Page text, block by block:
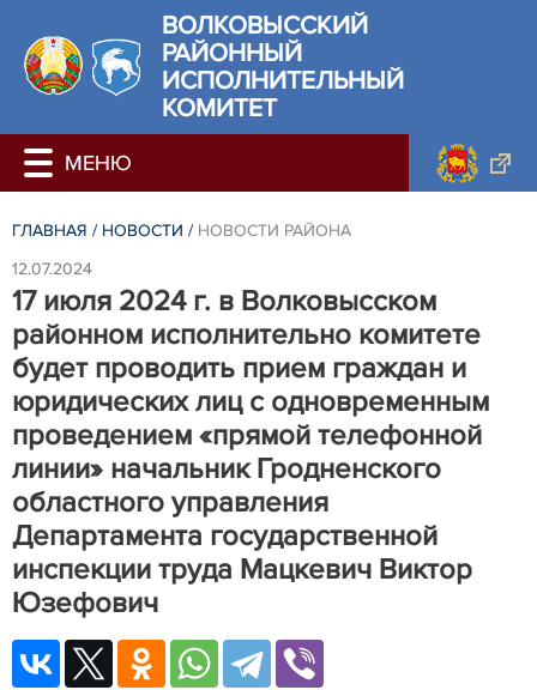
ВОЛКОВЫССКИЙ
РАЙОННЫЙ
ИСПОЛНИТЕЛЬНЫЙ
КОМИТЕТ
ГЛАВНАЯ / НОВОСТИ / НОВОСТИ РАЙОНА
12.07.2024
17 июля 2024 г. в Волковысском
районном исполнительно комитете
будет проводить прием граждан и
юридических лиц с одновременным
проведением «прямой телефонной
линии» начальник Гродненского
областного управления
Департамента государственной
инспекции труда Мацкевич Виктор
Юзефович